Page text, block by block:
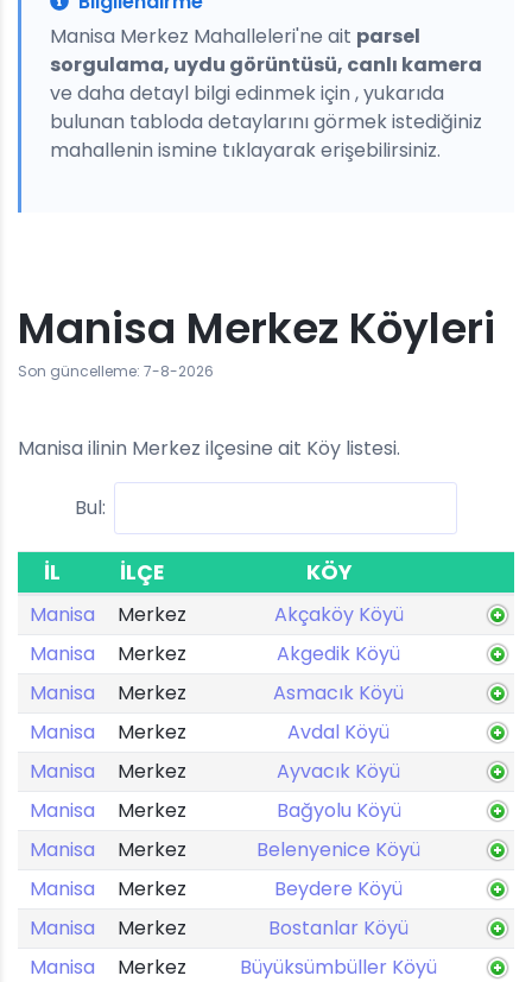
Manisa Merkez Mahalleleri'ne ait parsel
sorgulama, uydu görüntüsü, canlı kamera
ve daha detayl bilgi edinmek için , yukarıda
bulunan tabloda detaylarını görmek istediğiniz
mahallenin ismine tıklayarak erişebilirsiniz.
Manisa Merkez Köyleri
Son güncelleme: 7-8-2026
Manisa ilinin Merkez ilçesine ait Köy listesi.
Bul:
İL İLÇE KÖY
Manisa Merkez
Akçaköy Köyü
Manisa
Merkez
Akgedik Köyü
Manisa
Merkez
Asmacık Köyü
Manisa
Merkez
Avdal Köyü
Manisa
Merkez
Ayvacık Köyü
Manisa
Merkez
Bağyolu Köyü
Manisa
Merkez
Belenyenice Köyü
Manisa
Merkez
Beydere Köyü
Manisa
Merkez
Bostanlar Köyü
Manisa
Merkez
Büyüksümbüller Köyü